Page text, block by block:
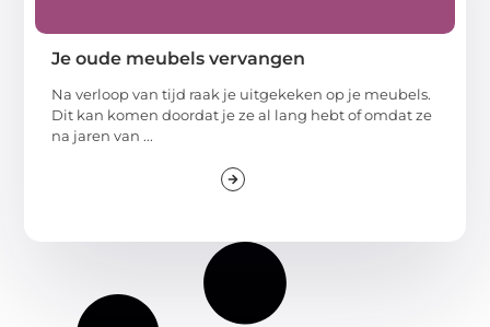
Je oude meubels vervangen
Na verloop van tijd raak je uitgekeken op je meubels.
Dit kan komen doordat je ze al lang hebt of omdat ze
na jaren van ...